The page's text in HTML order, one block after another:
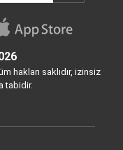
hakları saklıdır, izinsiz
tabidir.